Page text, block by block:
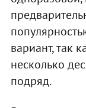
вариант, так
несколько
подряд.